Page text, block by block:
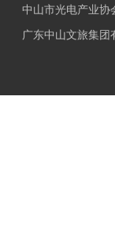
中山市光电产业协
广东中山文旅集团